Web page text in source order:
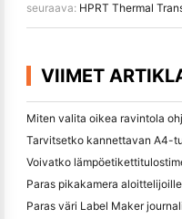
seuraava: HPRT Thermal
VIIMET
Paras pikakamera